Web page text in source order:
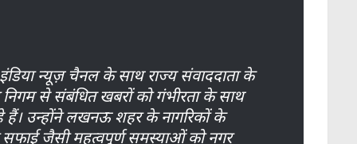
न्यूज़ चैनल के साथ राज्य संवाददाता के
से संबंधित खबरों को गंभीरता के साथ
हैं। उन्होंने लखनऊ शहर के नागरिकों के
सफाई जैसी महत्वपूर्ण समस्याओं को नगर